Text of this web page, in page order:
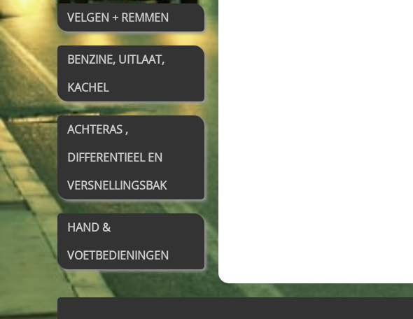
VELGEN + REMMEN
BENZINE, UITLAAT,
KACHEL
ACHTERAS ,
DIFFERENTIEEL EN
VERSNELLINGSBAK
HAND &
VOETBEDIENINGEN